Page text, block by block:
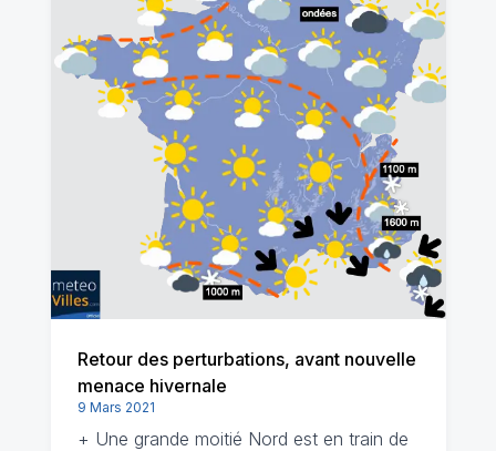
Retour des perturbations, avant nouvelle
menace hivernale
9 Mars 2021
+ Une grande moitié Nord est en train de